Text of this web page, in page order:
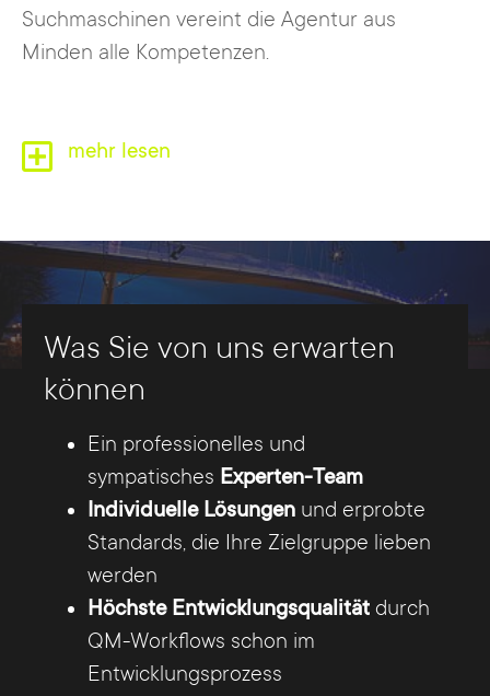
Suchmaschinen vereint die Agentur aus
Minden alle Kompetenzen.
ganzheitlich
Webdesign, Grafikdesign, Fotografie,
Videoproduktion, TYPO3 CMS Programmierung,
Werbe-Kommunikation, Online-Marketing,
Social Media-Marketing (Facebook, Google),
Suchmaschinenmarketing, Corporate-Branding
und Texterstellung sind Teilbereiche unserer
mehr lesen
Was Sie von uns erwarten
können
Ein professionelles und
sympatisches Experten-Team
Individuelle Lösungen und erprobte
Standards, die Ihre Zielgruppe lieben
werden
Höchste Entwicklungsqualität durch
QM-Workflows schon im
Entwicklungsprozess